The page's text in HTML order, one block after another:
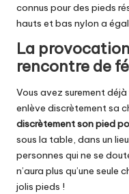
connus pour des pieds
hauts et bas nylon a
La
rencontre de
Vous avez surement
enlève discrètement sa
discrètement son pied
sous la table, dans un
personnes qui ne se
n’aura plus qu’une
jolis pieds !